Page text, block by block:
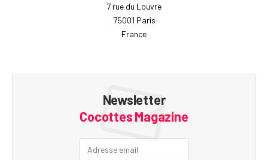
7 rue du Louvre
75001 Paris
France
Newsletter
Cocottes Magazine